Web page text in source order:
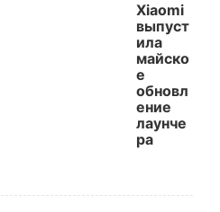
Xiaomi
выпуст
ила
майско
е
обновл
ение
лаунче
ра